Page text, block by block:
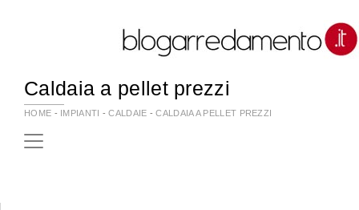
Caldaia a pellet prezzi
HOME - IMPIANTI -CALDAIE -CALDAIA A PELLET PREZZI